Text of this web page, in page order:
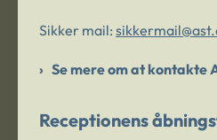
Sikker mail:
Se mere om at kontakte
Receptionens